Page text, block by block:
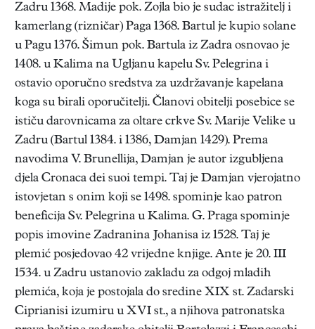
Zadru 1368. Madije pok. Zojla bio je sudac istražitelj i
kamerlang (rizničar) Paga 1368. Bartul je kupio solane
u Pagu 1376. Šimun pok. Bartula iz Zadra osnovao je
1408. u Kalima na Ugljanu kapelu Sv. Pelegrina i
ostavio oporučno sredstva za uzdržavanje kapelana
koga su birali oporučitelji. Članovi obitelji posebice se
ističu darovnicama za oltare crkve Sv. Marije Velike u
Zadru (Bartul 1384. i 1386, Damjan 1429). Prema
navodima V. Brunellija, Damjan je autor izgubljena
djela Cronaca dei suoi tempi. Taj je Damjan vjerojatno
istovjetan s onim koji se 1498. spominje kao patron
beneficija Sv. Pelegrina u Kalima. G. Praga spominje
popis imovine Zadranina Johanisa iz 1528. Taj je
plemić posjedovao 42 vrijedne knjige. Ante je 20. III
1534. u Zadru ustanovio zakladu za odgoj mladih
plemića, koja je postojala do sredine XIX st. Zadarski
Ciprianisi izumiru u XVI st., a njihova patronatska